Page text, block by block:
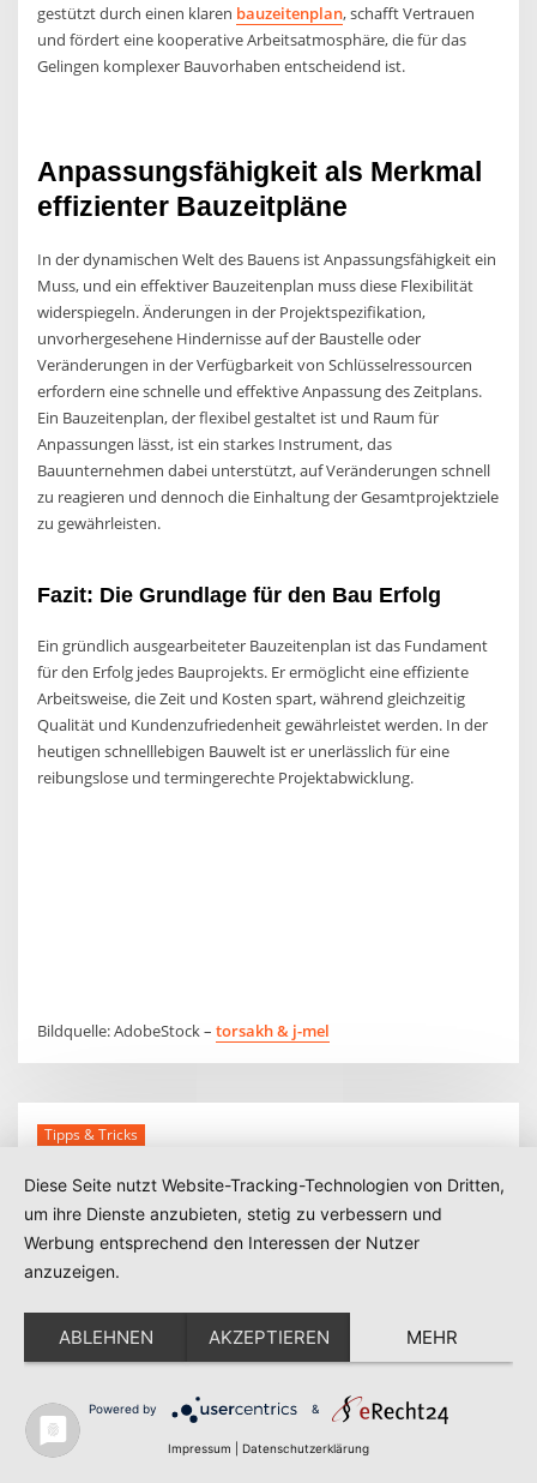
gestützt durch einen klaren bauzeitenplan, schafft Vertrauen
und fördert eine kooperative Arbeitsatmosphäre, die für das
Gelingen komplexer Bauvorhaben entscheidend ist.
Anpassungsfähigkeit als Merkmal
effizienter Bauzeitpläne
In der dynamischen Welt des Bauens ist Anpassungsfähigkeit ein
Muss, und ein effektiver Bauzeitenplan muss diese Flexibilität
widerspiegeln. Änderungen in der Projektspezifikation,
unvorhergesehene Hindernisse auf der Baustelle oder
Veränderungen in der Verfügbarkeit von Schlüsselressourcen
erfordern eine schnelle und effektive Anpassung des Zeitplans.
Ein Bauzeitenplan, der flexibel gestaltet ist und Raum für
Anpassungen lässt, ist ein starkes Instrument, das
Bauunternehmen dabei unterstützt, auf Veränderungen schnell
zu reagieren und dennoch die Einhaltung der Gesamtprojektziele
zu gewährleisten.
Fazit: Die Grundlage für den Bau Erfolg
Ein gründlich ausgearbeiteter Bauzeitenplan ist das Fundament
für den Erfolg jedes Bauprojekts. Er ermöglicht eine effiziente
Arbeitsweise, die Zeit und Kosten spart, während gleichzeitig
Qualität und Kundenzufriedenheit gewährleistet werden. In der
heutigen schnelllebigen Bauwelt ist er unerlässlich für eine
reibungslose und termingerechte Projektabwicklung.
Bildquelle: AdobeStock –torsakh & j-mel
Tipps & Tricks
Wärme Einkaufen:
Strategien für den
Heizölpreisvergleich
Nov. 8, 2023 Bob 0 Comment
Diese Seite nutzt Website-Tracking-Technologien von Dritten,
um ihre Dienste anzubieten, stetig zu verbessern und
Werbung entsprechend den Interessen der Nutzer
anzuzeigen.
ABLEHNEN AKZEPTIEREN MEHR
Powered by &
Impressum Datenschutzerklärung